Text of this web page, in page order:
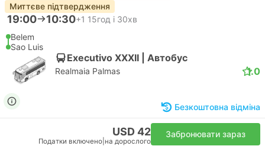
Миттєве підтвердження
19:00 10:30+1 15год і 30хв
Belem
Sao Luis
Executivo XXXII | Автобус
Realmaia Palmas 1.0
Безкоштовна відміна
USD 42
Податки включено на дорослого
Забронювати зараз